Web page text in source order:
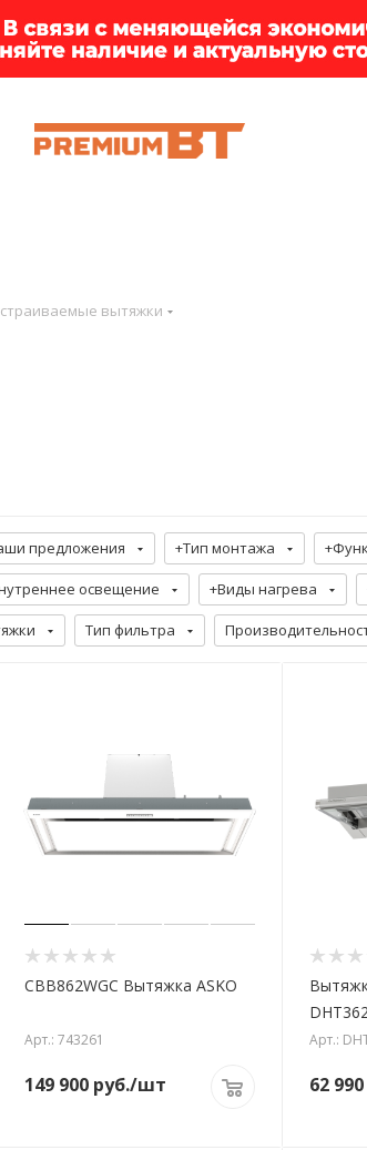
вытяжки
предложения +Тип монтажа
освещение +Виды нагрева
Тип фильтра
CBB862WGC Вытяжка ASKO
Арт.: 743261
149 900 руб./шт
Арт.:
62 990